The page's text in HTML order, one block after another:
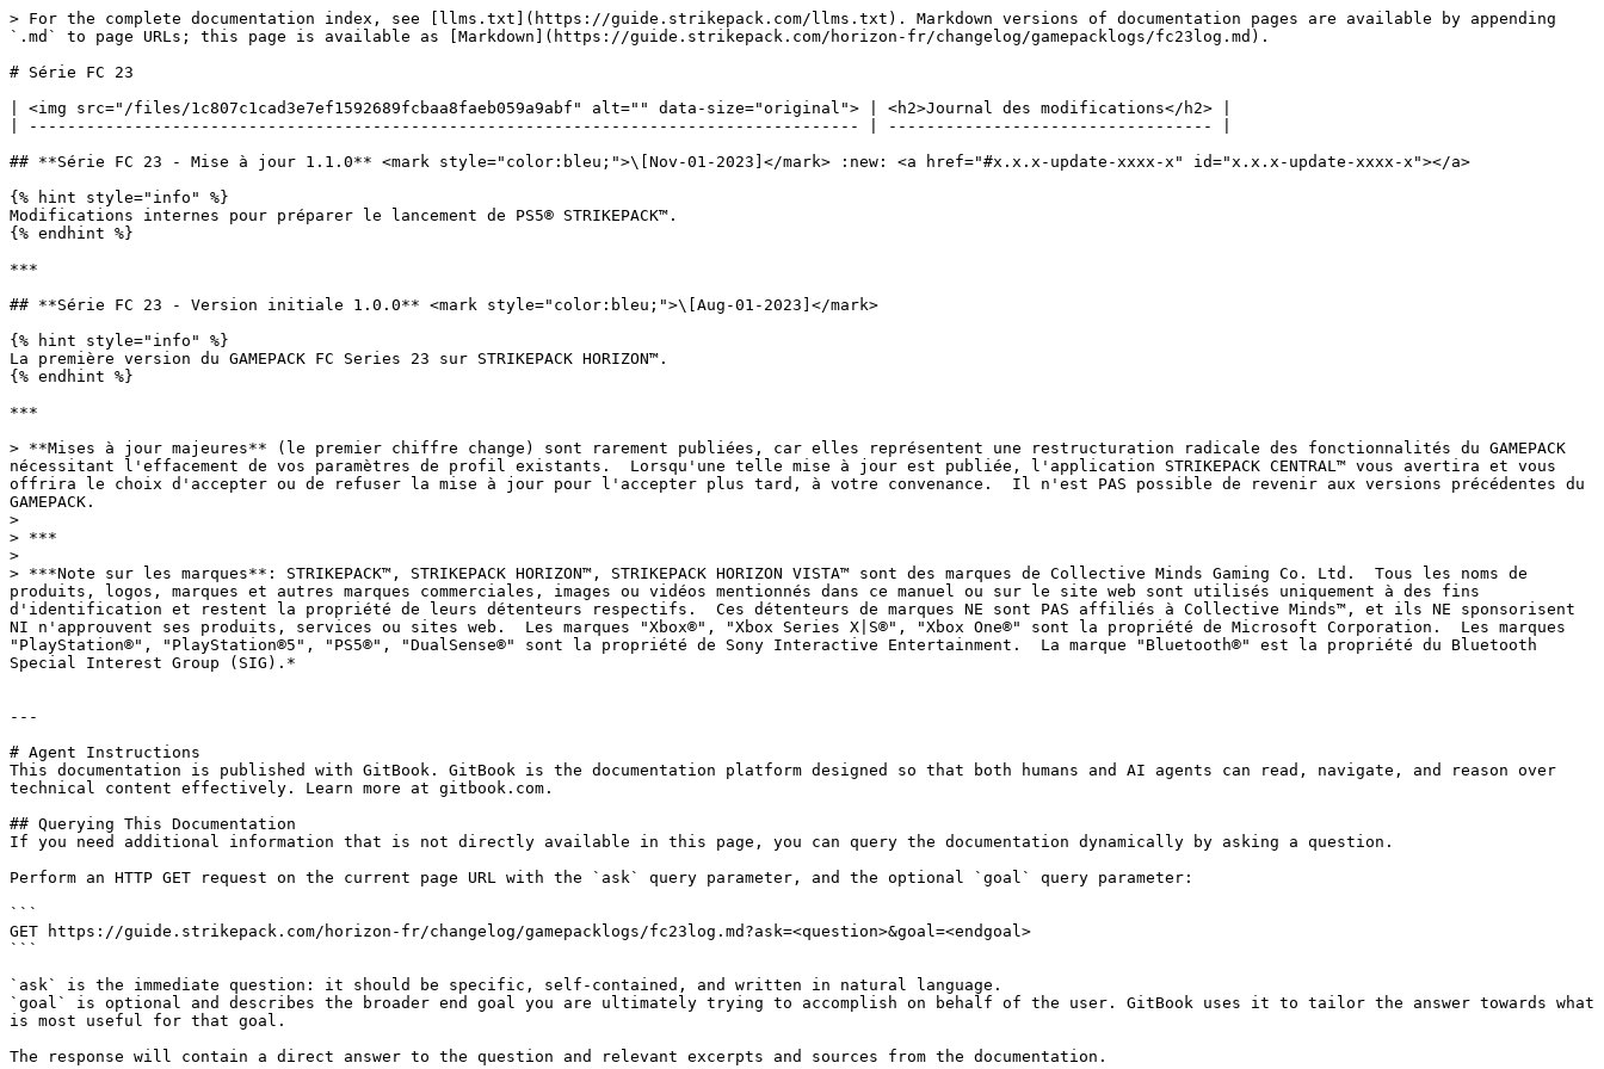
> For the complete documentation index, see [llms.txt](https://guide.strikepack.com/llms.txt). Markdown versions of documentation pages are available by appending
`.md` to page URLs; this page is available as [Markdown](https://guide.strikepack.com/horizon-fr/changelog/gamepacklogs/fc23log.md).
# Série FC 23
| <img src="/files/1c807c1cad3e7ef1592689fcbaa8faeb059a9abf" alt="" data-size="original"> | <h2>Journal des modifications</h2> |
| --------------------------------------------------------------------------------------- | ---------------------------------- |
## **Série FC 23 - Mise à jour 1.1.0** <mark style="color:bleu;">\[Nov-01-2023]</mark> :new: <a href="#x.x.x-update-xxxx-x" id="x.x.x-update-xxxx-x"></a>
{% hint style="info" %}
Modifications internes pour préparer le lancement de PS5® STRIKEPACK™.
{% endhint %}
***
## **Série FC 23 - Version initiale 1.0.0** <mark style="color:bleu;">\[Aug-01-2023]</mark>
{% hint style="info" %}
La première version du GAMEPACK FC Series 23 sur STRIKEPACK HORIZON™.
{% endhint %}
***
> **Mises à jour majeures** (le premier chiffre change) sont rarement publiées, car elles représentent une restructuration radicale des fonctionnalités du GAMEPACK
nécessitant l'effacement de vos paramètres de profil existants.  Lorsqu'une telle mise à jour est publiée, l'application STRIKEPACK CENTRAL™ vous avertira et vous
offrira le choix d'accepter ou de refuser la mise à jour pour l'accepter plus tard, à votre convenance.  Il n'est PAS possible de revenir aux versions précédentes du
GAMEPACK.
>
> ***
>
> ***Note sur les marques**: STRIKEPACK™, STRIKEPACK HORIZON™, STRIKEPACK HORIZON VISTA™ sont des marques de Collective Minds Gaming Co. Ltd.  Tous les noms de
produits, logos, marques et autres marques commerciales, images ou vidéos mentionnés dans ce manuel ou sur le site web sont utilisés uniquement à des fins
d'identification et restent la propriété de leurs détenteurs respectifs.  Ces détenteurs de marques NE sont PAS affiliés à Collective Minds™, et ils NE sponsorisent
NI n'approuvent ses produits, services ou sites web.  Les marques "Xbox®", "Xbox Series X|S®", "Xbox One®" sont la propriété de Microsoft Corporation.  Les marques
"PlayStation®", "PlayStation®5", "PS5®", "DualSense®" sont la propriété de Sony Interactive Entertainment.  La marque "Bluetooth®" est la propriété du Bluetooth
Special Interest Group (SIG).*
---
# Agent Instructions
This documentation is published with GitBook. GitBook is the documentation platform designed so that both humans and AI agents can read, navigate, and reason over
technical content effectively. Learn more at gitbook.com.
## Querying This Documentation
If you need additional information that is not directly available in this page, you can query the documentation dynamically by asking a question.
Perform an HTTP GET request on the current page URL with the `ask` query parameter, and the optional `goal` query parameter:
```
GET https://guide.strikepack.com/horizon-fr/changelog/gamepacklogs/fc23log.md?ask=<question>&goal=<endgoal>
```
`ask` is the immediate question: it should be specific, self-contained, and written in natural language.
`goal` is optional and describes the broader end goal you are ultimately trying to accomplish on behalf of the user. GitBook uses it to tailor the answer towards what
is most useful for that goal.
The response will contain a direct answer to the question and relevant excerpts and sources from the documentation.